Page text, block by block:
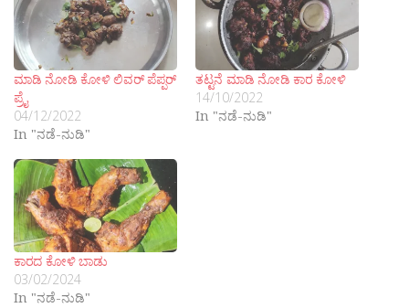
ಮಾಡಿ ನೋಡಿ ಕೋಳಿ ಲಿವರ್ ಪೆಪ್ಪರ್
ಪ್ರೈ
04/12/2022
In "ನಡೆ-ನುಡಿ"
ತಟ್ಟನೆ ಮಾಡಿ ನೋಡಿ ಕಾರ ಕೋಳಿ
14/10/2022
In "ನಡೆ-ನುಡಿ"
ಕಾರದ ಕೋಳಿ ಬಾಡು
03/02/2024
In "ನಡೆ-ನುಡಿ"